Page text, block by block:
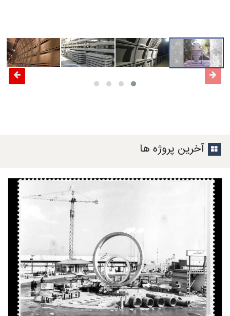
آخرین پروژه ها